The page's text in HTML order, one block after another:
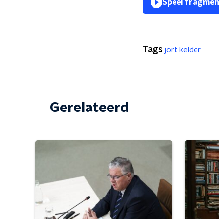
Speel
Tags jort kelder
Gerelateerd